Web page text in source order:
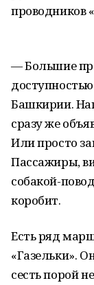
проводников
— Большие
Башкирии.
сразу же
Или просто
Пассажиры,
собакой-
коробит.
Есть ряд
«Газельки».
сесть порой